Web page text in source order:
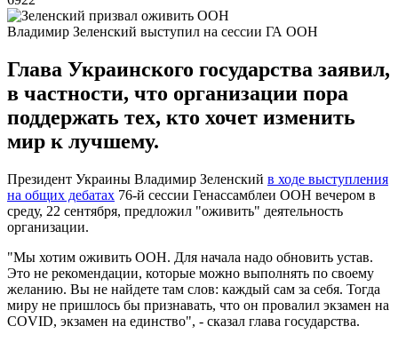
Владимир Зеленский выступил на сессии ГА ООН
Глава Украинского государства заявил,
в частности, что организации пора
поддержать тех, кто хочет изменить
мир к лучшему.
Президент Украины Владимир Зеленский в ходе выступления
на общих дебатах 76-й сессии Генассамблеи ООН вечером в
среду, 22 сентября, предложил "оживить" деятельность
организации.
"Мы хотим оживить ООН. Для начала надо обновить устав.
Это не рекомендации, которые можно выполнять по своему
желанию. Вы не найдете там слов: каждый сам за себя. Тогда
миру не пришлось бы признавать, что он провалил экзамен на
COVID, экзамен на единство", - сказал глава государства.